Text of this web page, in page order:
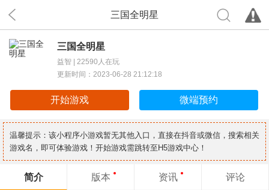
三国全明星
三国全明星
益智 | 22590人在玩
更新时间：2023-06-28 21:12:18
开始游戏 微端预约
温馨提示：该小程序小游戏暂无其他入口，直接在抖音或微信，搜索相关
游戏名，即可体验游戏！开始游戏需跳转至H5游戏中心！
简介 版本 资讯 评论